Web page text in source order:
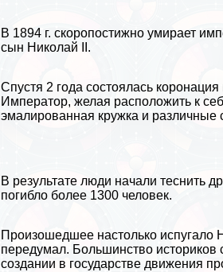
В 1894 г. скоропостижно умирает
сын Николай II.
Спустя 2 года состоялась
Император, желая расположить к
эмалированная кружка и различные
В результате люди начали теснить
погибло более 1300 человек.
Произошедшее настолько испугало
передумал. Большинство историков
создании в государстве движения